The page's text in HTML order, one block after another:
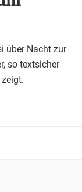
über Nacht zur
so textsicher